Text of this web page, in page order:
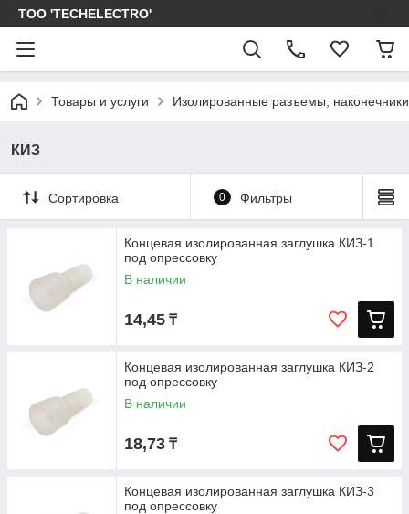
ТОО 'TECHELECTRO'
Товары и услуги Изолированные разъемы,
КИЗ
Сортировка 0 Фильтры
Концевая изолированная заглушка КИЗ-1
под опрессовку
В наличии
14,45 ₸
Концевая изолированная заглушка КИЗ-2
под опрессовку
В наличии
18,73 ₸
Концевая изолированная заглушка КИЗ-3
под опрессовку